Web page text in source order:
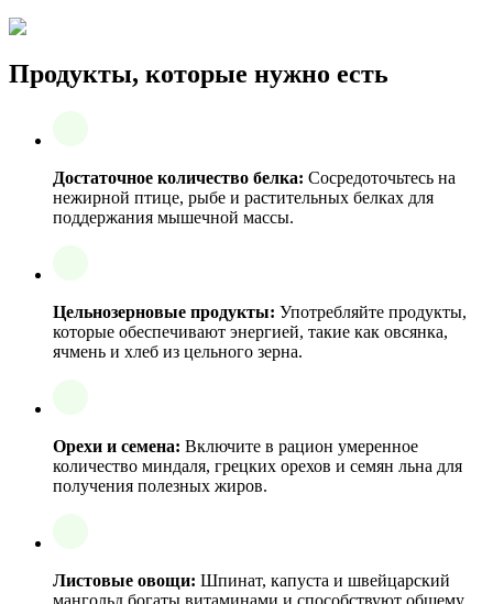
Продукты, которые нужно есть
Достаточное количество белка: Сосредоточьтесь на
нежирной птице, рыбе и растительных белках для
поддержания мышечной массы.
Цельнозерновые продукты: Употребляйте продукты,
которые обеспечивают энергией, такие как овсянка,
ячмень и хлеб из цельного зерна.
Орехи и семена: Включите в рацион умеренное
количество миндаля, грецких орехов и семян льна для
получения полезных жиров.
Листовые овощи: Шпинат, капуста и швейцарский
мангольд богаты витаминами и способствуют общему